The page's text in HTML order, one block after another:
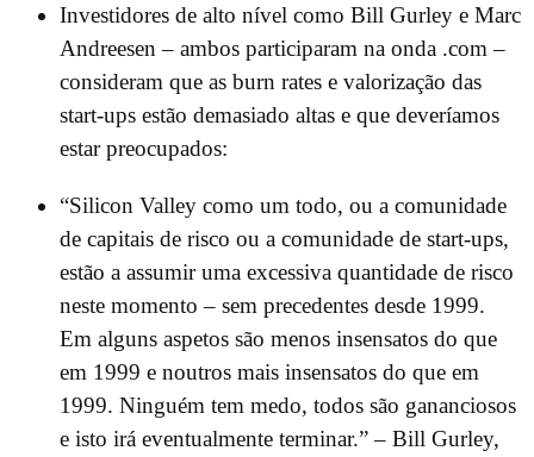
Investidores de alto nível como Bill Gurley e Marc
Andreesen – ambos participaram na onda .com –
consideram que as burn rates e valorização das
start-ups estão demasiado altas e que deveríamos
estar preocupados:
“Silicon Valley como um todo, ou a comunidade
de capitais de risco ou a comunidade de start-ups,
estão a assumir uma excessiva quantidade de risco
neste momento – sem precedentes desde 1999.
Em alguns aspetos são menos insensatos do que
em 1999 e noutros mais insensatos do que em
1999. Ninguém tem medo, todos são gananciosos
e isto irá eventualmente terminar.” – Bill Gurley,